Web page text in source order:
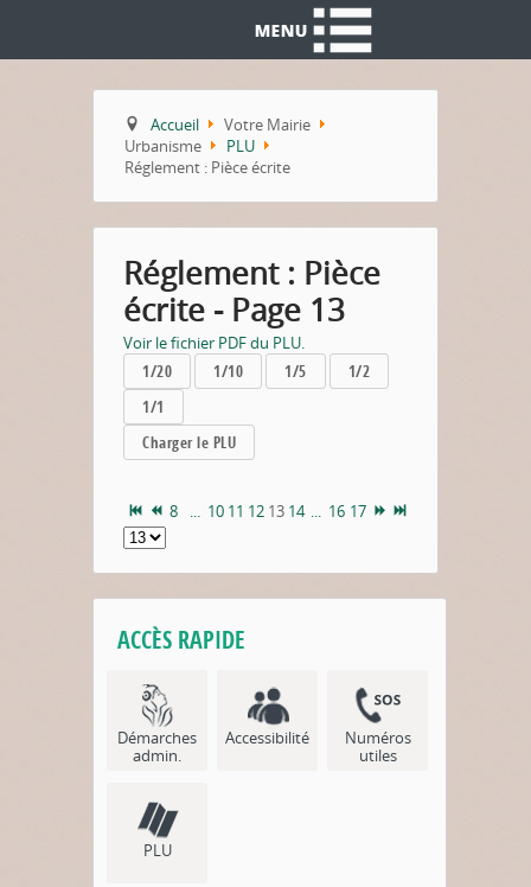
Accueil
Votre Mairie
Urbanisme
PLU
Réglement : Pièce écrite
Réglement : Pièce
écrite - Page 13
Voir le fichier PDF du PLU.
1/20
1/10 1/5
1/2
1/1
Charger le PLU
8 ... 10 11 12 13 14 ... 16 17
ACCÈS RAPIDE
Démarches
admin.
Accessibilité
Numéros
utiles
PLU